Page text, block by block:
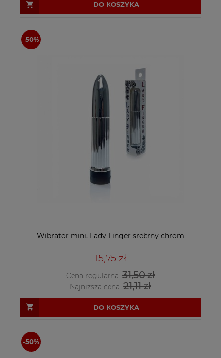
DO KOSZYKA
Wibrator mini, Lady Finger srebrny chrom
15,75 zł
Cena regularna:31,50 zł
Najniższa cena: 21,11 zł
DO KOSZYKA